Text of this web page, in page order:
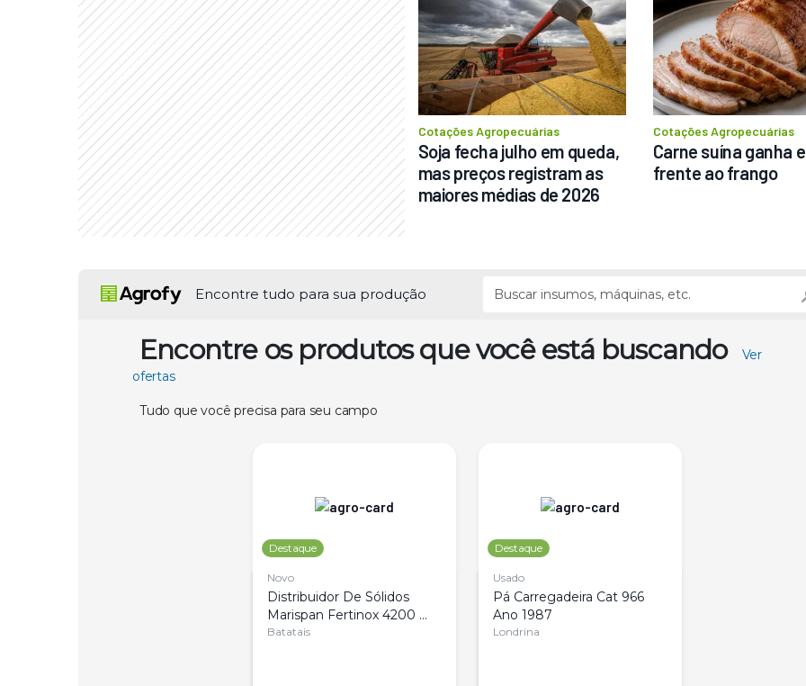
Cotações Agropecuárias
Soja fecha julho em queda,
mas preços registram as
maiores médias de 2026
Cotações Agropecuárias
Carne suína ganha
frente ao frango
Encontre tudo para sua produção
Encontre os produtos que você está buscando
Ver
ofertas
Tudo que você precisa para seu campo
Destaque
Novo
Distribuidor De Sólidos
Marispan Fertinox 4200
Citrus
Batatais
Destaque
Usado
Pá Carregadeira Cat 966
Ano 1987
Londrina